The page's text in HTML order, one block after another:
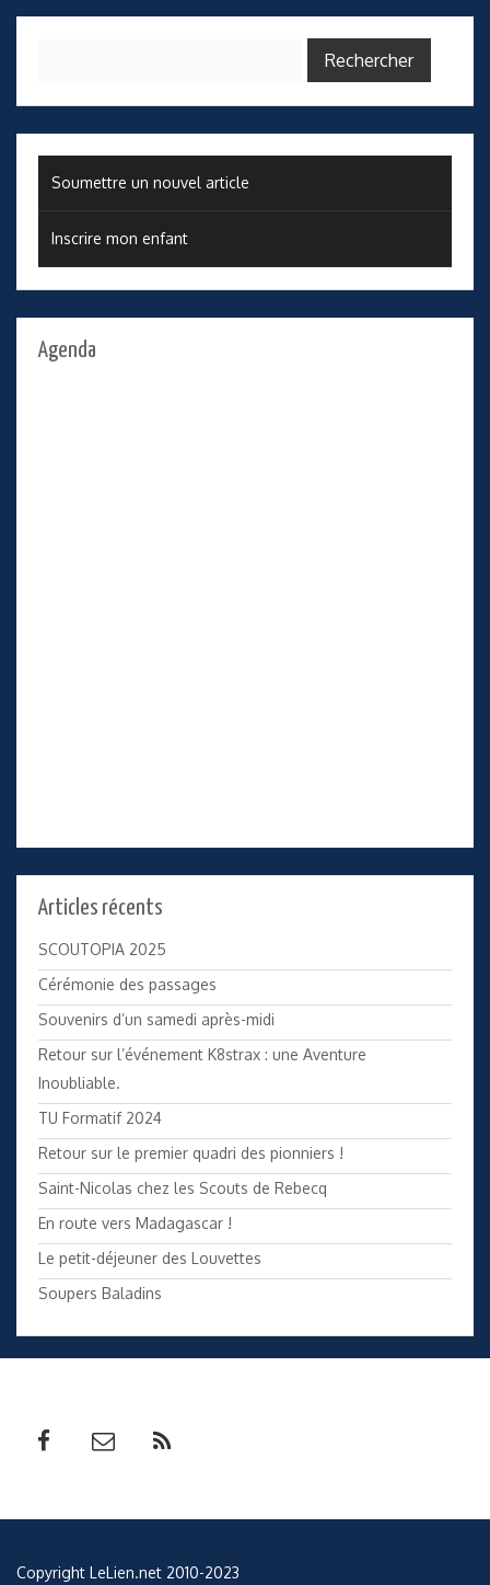
Soumettre un nouvel article
Inscrire mon enfant
Agenda
Articles récents
SCOUTOPIA 2025
Cérémonie des passages
Souvenirs d’un samedi après-midi
Retour sur l’événement K8strax : une Aventure
Inoubliable.
TU Formatif 2024
Retour sur le premier quadri des pionniers !
Saint-Nicolas chez les Scouts de Rebecq
En route vers Madagascar !
Le petit-déjeuner des Louvettes
Soupers Baladins
Copyright LeLien.net 2010-2023